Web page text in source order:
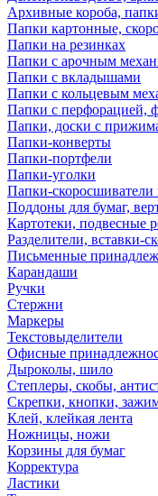
Архивные короба,
Папки картонные,
Папки на резинках
Папки с арочным
Папки с вкладышами
Папки с кольцевым
Папки с перфорацией,
Папки, доски с
Папки-конверты
Папки-портфели
Папки-уголки
Папки-
Поддоны для бумаг,
Картотеки, подвесные
Разделители, вставки-
Письменные
Карандаши
Ручки
Стержни
Маркеры
Текстовыделители
Офисные
Дыроколы, шило
Степлеры, скобы,
Скрепки, кнопки,
Клей, клейкая лента
Ножницы, ножи
Корзины для бумаг
Корректура
Ластики